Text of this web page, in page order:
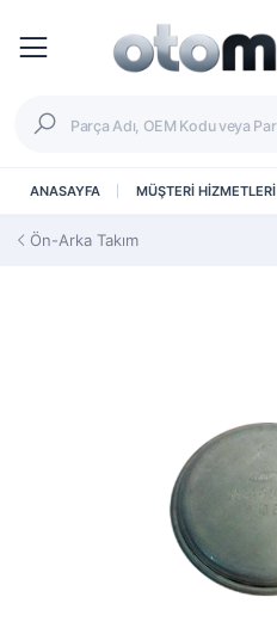
ANASAYFA MÜŞTERİ HİZMETLERİ
Ön-Arka Takım